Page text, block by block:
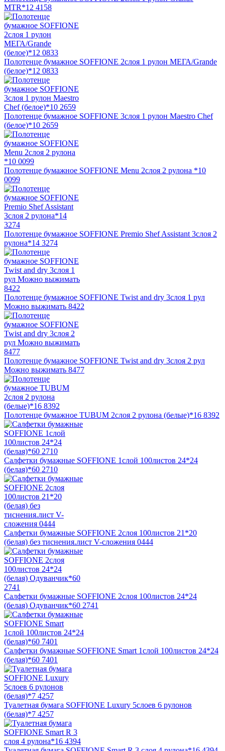
МТR*12 4158
Полотенце бумажное SOFFIONE 2слоя 1 рулон МЕГА/Grande
(белое)*12 0833
Полотенце бумажное SOFFIONE 3слоя 1 рулон Maestro Chef
(белое)*10 2659
Полотенце бумажное SOFFIONE Menu 2слоя 2 рулона *10
0099
Полотенце бумажное SOFFIONE Premio Shef Assistant 3слоя 2
рулона*14 3274
Полотенце бумажное SOFFIONE Twist and dry 3слоя 1 рул
Можно выжимать 8422
Полотенце бумажное SOFFIONE Twist and dry 3слоя 2 рул
Можно выжимать 8477
Полотенце бумажное TUBUM 2слоя 2 рулона (белые)*16 8392
Салфетки бумажные SOFFIONE 1слой 100листов 24*24
(белая)*60 2710
Салфетки бумажные SOFFIONE 2слоя 100листов 21*20
(белая) без тиснения.лист V-сложения 0444
Салфетки бумажные SOFFIONE 2слоя 100листов 24*24
(белая) Одуванчик*60 2741
Салфетки бумажные SOFFIONE Smart 1слой 100листов 24*24
(белая)*60 7401
Туалетная бумага SOFFIONE Luxury 5слоев 6 рулонов
(белая)*7 4257